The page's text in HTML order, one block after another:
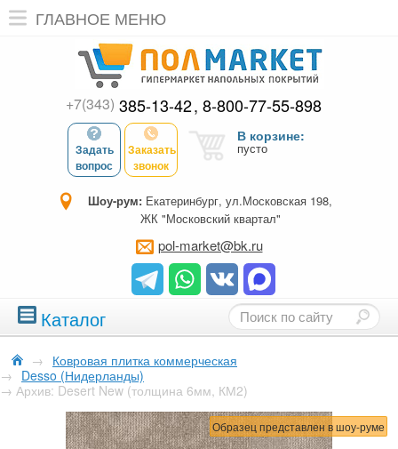
ГЛАВНОЕ МЕНЮ
+7(343) 385-13-42 8-800-77-55-898
Задать
вопрос
Заказать
звонок
В корзине:
пусто
Шоу-рум: Екатеринбург, ул.Московская 198,
ЖК "Московский квартал"
pol-market@bk.ru
Каталог
→ Ковровая плитка коммерческая
→ Desso (Нидерланды)
→ Архив: Desert New (толщина 6мм, КМ2)
Образец представлен в шоу-руме